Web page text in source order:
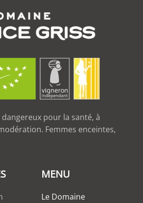
pour la santé, à
Femmes enceintes,
MENU
Le Domaine